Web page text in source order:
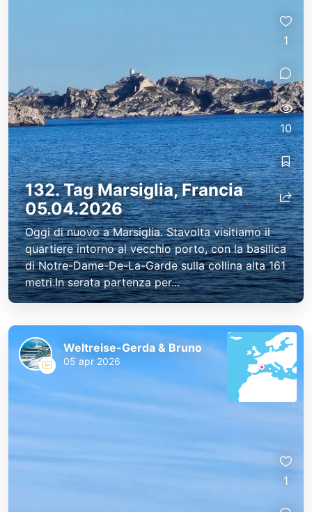
132. Tag Marsiglia, Francia
05.04.2026
Oggi di nuovo a Marsiglia. Stavolta visitiamo il
quartiere intorno al vecchio porto, con la basilica
di Notre-Dame-De-La-Garde sulla collina alta 161
metri.In serata partenza per...
1
10
Weltreise-Gerda & Bruno
05 apr 2026
1